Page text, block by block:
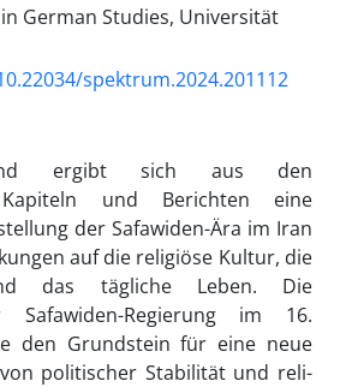
German Studies, Universität
spektrum.2024.201112
ergibt sich aus den
Kapiteln und Be­richten eine
der Safawiden-Ära im Iran
auf die religiöse Kultur, die
das tägliche Le­ben. Die
Safawiden-Regierung im 16.
den Grundstein für eine neue
politischer Stabilität und reli­